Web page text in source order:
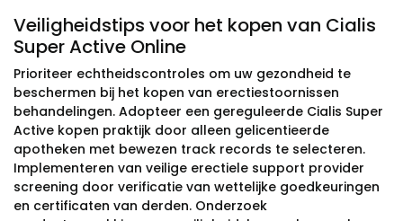
Veiligheidstips voor het kopen van Cialis
Super Active Online
Prioriteer echtheidscontroles om uw gezondheid te
beschermen bij het kopen van erectiestoornissen
behandelingen. Adopteer een gereguleerde Cialis Super
Active kopen praktijk door alleen gelicentieerde
apotheken met bewezen track records te selecteren.
Implementeren van veilige erectiele support provider
screening door verificatie van wettelijke goedkeuringen
en certificaten van derden. Onderzoek